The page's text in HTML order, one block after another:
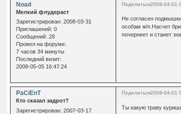
Поделиться2008-04-01
Noad
Мелкий флудераст
Зарегистрирован: 2008-03-31
Приглашений: 0
Сообщений: 28
Провел на форуме:
7 часов 34 минуты
Последний визит:
2008-05-05 16:47:24
Не согласен
особам ж/п.Насчет
почернеет и станет
Поделиться2008-04-01
PaCiEnT
Кто сказал задрот?
Зарегистрирован: 2007-03-17
Ты какую траву